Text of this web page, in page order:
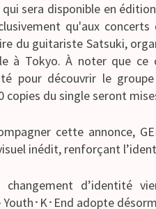
qui sera disponible en
qu'aux
du guitariste Satsuki,
à Tokyo. À noter que ce
pour découvrir le
copies du single seront
cette annonce,
inédit, renforçant
changement d’identité
･K･End adopte